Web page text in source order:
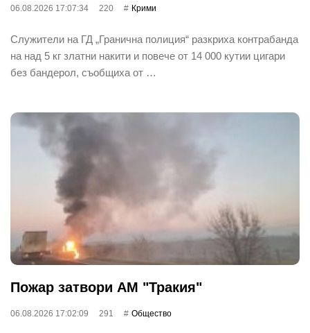
06.08.2026 17:07:34 220 Крими
Служители на ГД „Гранична полиция“ разкриха контрабанда
на над 5 кг златни накити и повече от 14 000 кутии цигари
без бандерол, съобщиха от …
Пожар затвори АМ "Тракия"
06.08.2026 17:02:09 291 Общество